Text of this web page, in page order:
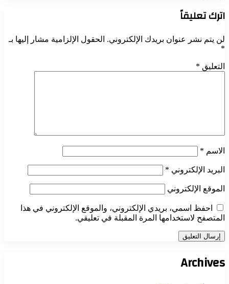
اترك تعليقاً
لن يتم نشر عنوان بريدك الإلكتروني. الحقول الإلزامية مشار إليها بـ
*
التعليق *
الاسم *
البريد الإلكتروني *
الموقع الإلكتروني
احفظ اسمي، بريدي الإلكتروني، والموقع الإلكتروني في هذا
المتصفح لاستخدامها المرة المقبلة في تعليقي.
Archives